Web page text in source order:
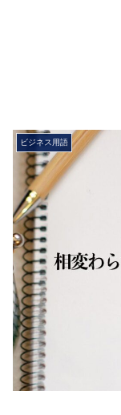
ビジネス用語